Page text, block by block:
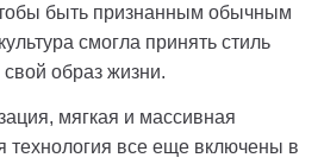
быть признанным обычным
смогла принять стиль
образ жизни.
мягкая и массивная
технология все еще включены в